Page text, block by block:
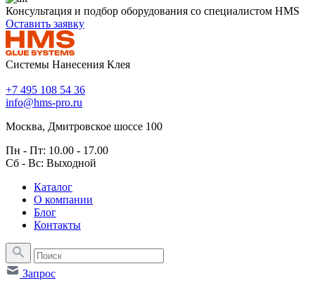
Консультация и подбор оборудования со специалистом HMS
Оставить заявку
Системы Нанесения Клея
+7 495 108 54 36
info@hms-pro.ru
Москва, Дмитровское шоссе 100
Пн - Пт: 10.00 - 17.00
Сб - Вс: Выходной
Каталог
О компании
Блог
Контакты
Запрос